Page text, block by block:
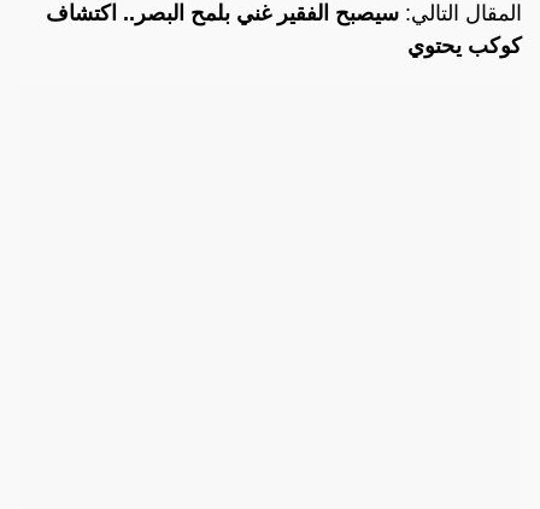
المقال التالي: سيصبح الفقير غني بلمح البصر.. اكتشاف
كوكب يحتوي